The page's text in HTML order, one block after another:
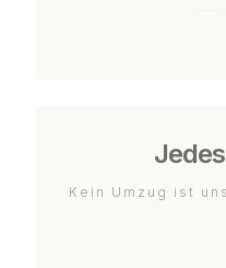
Kein Umzug ist